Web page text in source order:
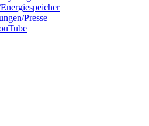
Presse